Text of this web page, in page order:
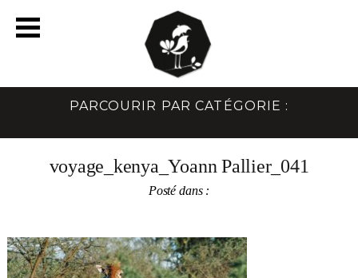
PARCOURIR PAR CATÉGORIE :
voyage_kenya_Yoann Pallier_041
Posté dans :